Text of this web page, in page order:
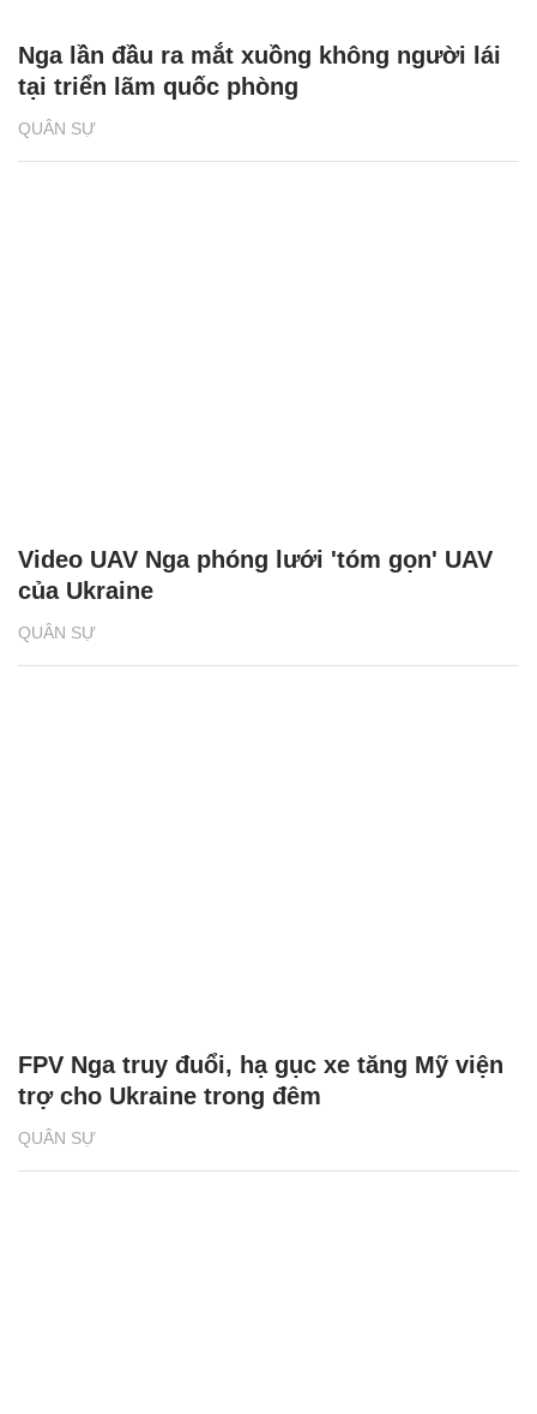
QUÂN SỰ
Nga lần đầu ra mắt xuồng không người lái
tại triển lãm quốc phòng
QUÂN SỰ
Video UAV Nga phóng lưới 'tóm gọn' UAV
của Ukraine
QUÂN SỰ
FPV Nga truy đuổi, hạ gục xe tăng Mỹ viện
trợ cho Ukraine trong đêm